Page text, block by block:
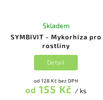
SYMBIVIT - Mykorhíza pro
rostliny
Skladem
od 128 Kč bez DPH
od 155 Kč / ks
Detail